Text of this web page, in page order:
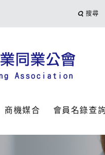
搜尋
商機媒合 會員名錄查詢